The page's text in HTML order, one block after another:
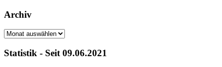
Archiv
Archiv
Statistik - Seit 09.06.2021